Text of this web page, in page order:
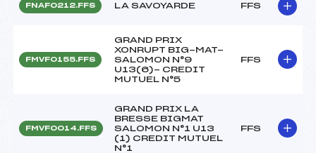
FNAF0212.FFS LA SAVOYARDE FFS
FMVF0155.FFS
GRAND PRIX
XONRUPT BIG-MAT-
SALOMON N°9
U13(6)- CREDIT
MUTUEL N°5
FFS
FMVF0014.FFS
GRAND PRIX LA
BRESSE BIGMAT
SALOMON N°1 U13
(1) CREDIT MUTUEL
N°1
FFS